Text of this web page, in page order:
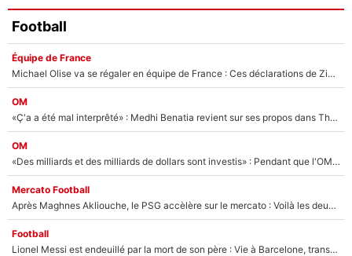
Football
Équipe de France
Michael Olise va se régaler en équipe de France : Ces déclarations de Zinedine Zidane qui prouvent qu'il va tout miser sur la star du Bayern Munich !
OM
«Ç'a a été mal interprêté» : Medhi Benatia revient sur ses propos dans The Bridge et précise ses conditions pour rejoindre le PSG !
OM
«Des milliards et des milliards de dollars sont investis» : Pendant que l'OM est en pleine crise financière, Frank McCourt lance un nouveau projet à 260M€ !
Mercato Football
Après Maghnes Akliouche, le PSG accèlère sur le mercato : Voilà les deux nouvelles recrues qui vont signer la semaine prochaine ?
Football
Lionel Messi est endeuillé par la mort de son père : Vie à Barcelone, transfert au PSG... voilà comment Jorge Messi a joué un rôle essentiel dans sa carrière !